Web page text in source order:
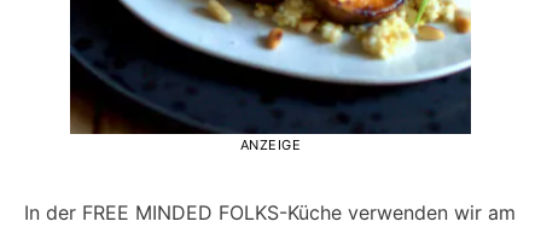
ANZEIGE
In der FREE MINDED FOLKS-Küche verwenden wir am